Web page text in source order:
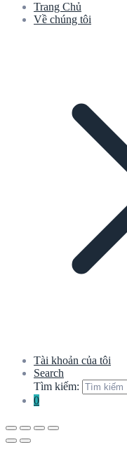
Trang Chủ
Về chúng tôi
Tài khoản của tôi
Search
Tìm kiếm:
0